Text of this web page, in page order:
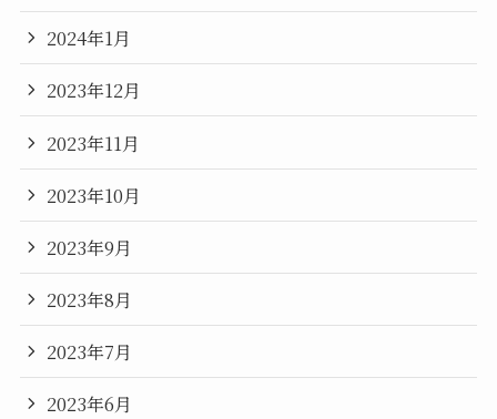
2024年1月
2023年12月
2023年11月
2023年10月
2023年9月
2023年8月
2023年7月
2023年6月